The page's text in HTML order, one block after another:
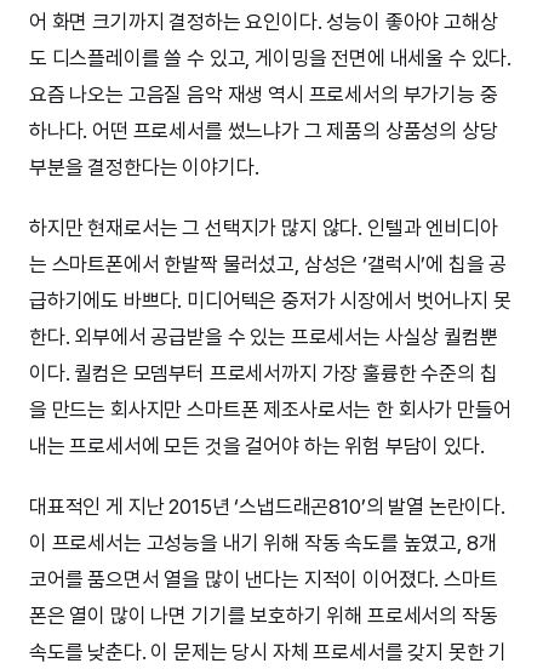
어 화면 크기까지 결정하는 요인이다. 성능이 좋아야 고해상
도 디스플레이를 쓸 수 있고, 게이밍을 전면에 내세울 수 있다.
요즘 나오는 고음질 음악 재생 역시 프로세서의 부가기능 중
하나다. 어떤 프로세서를 썼느냐가 그 제품의 상품성의 상당
부분을 결정한다는 이야기다.
하지만 현재로서는 그 선택지가 많지 않다. 인텔과 엔비디아
는 스마트폰에서 한발짝 물러섰고, 삼성은 ‘갤럭시’에 칩을 공
급하기에도 바쁘다. 미디어텍은 중저가 시장에서 벗어나지 못
한다. 외부에서 공급받을 수 있는 프로세서는 사실상 퀄컴뿐
이다. 퀄컴은 모뎀부터 프로세서까지 가장 훌륭한 수준의 칩
을 만드는 회사지만 스마트폰 제조사로서는 한 회사가 만들어
내는 프로세서에 모든 것을 걸어야 하는 위험 부담이 있다.
대표적인 게 지난 2015년 ‘스냅드래곤810’의 발열 논란이다.
이 프로세서는 고성능을 내기 위해 작동 속도를 높였고, 8개
코어를 품으면서 열을 많이 낸다는 지적이 이어졌다. 스마트
폰은 열이 많이 나면 기기를 보호하기 위해 프로세서의 작동
속도를 낮춘다. 이 문제는 당시 자체 프로세서를 갖지 못한 기